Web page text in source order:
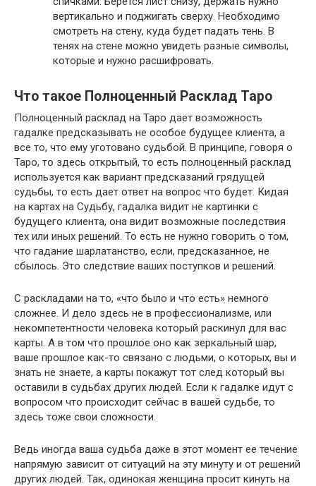
вертикально и поджигать сверху. Необходимо
смотреть на стену, куда будет падать тень. В
тенях на стене можно увидеть разные символы,
которые и нужно расшифровать.
Что такое Полноценный Расклад Таро
Полноценный расклад на Таро дает возможность
гадалке предсказывать не особое будущее клиента, а
все то, что ему уготовано судьбой. В принципе, говоря о
Таро, то здесь открытый, то есть полноценный расклад
используется как вариант предсказаний грядущей
судьбы, то есть дает ответ на вопрос что будет. Кидая
на картах на Судьбу, гадалка видит не картинки с
будущего клиента, она видит возможные последствия
тех или иных решений. То есть не нужно говорить о том,
что гадание шарлатанство, если, предсказанное, не
сбылось. Это следствие ваших поступков и решений.
С раскладами на то, «что было и что есть» немного
сложнее. И дело здесь не в профессионализме, или
некомпетентности человека который раскинул для вас
карты. А в том что прошлое оно как зеркальный шар,
ваше прошлое как-то связано с людьми, о которых, вы и
знать не знаете, а карты покажут тот след который вы
оставили в судьбах других людей. Если к гадалке идут с
вопросом что происходит сейчас в вашей судьбе, то
здесь тоже свои сложности.
Ведь иногда ваша судьба даже в этот момент ее течение
напрямую зависит от ситуаций на эту минуту и от решений
других людей. Так, одинокая женщина просит кинуть на